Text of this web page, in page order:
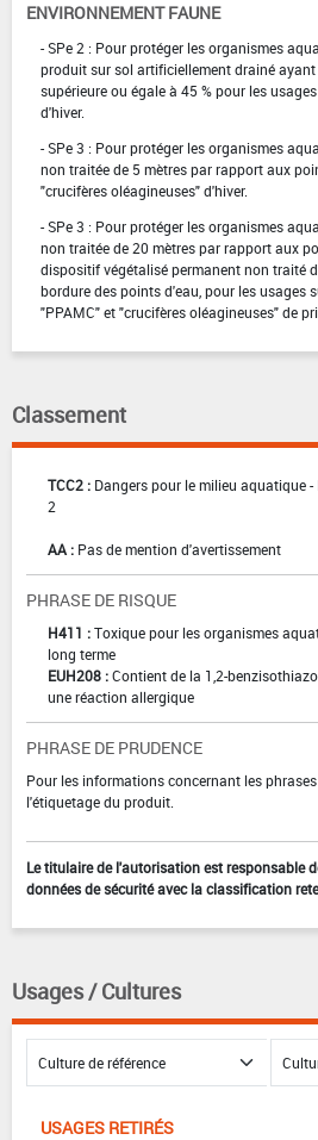
ENVIRONNEMENT FAUNE
- SPe 2 : Pour protéger les organismes
produit sur sol artificiellement drainé
supérieure ou égale à 45 % pour les
d'hiver.
- SPe 3 : Pour protéger les organismes
non traitée de 5 mètres par rapport aux
"crucifères oléagineuses" d'hiver.
- SPe 3 : Pour protéger les organismes
non traitée de 20 mètres par rapport aux
dispositif végétalisé permanent non traité
bordure des points d'eau, pour les usages
"PPAMC" et "crucifères oléagineuses" de
Classement
TCC2 : Dangers pour le milieu aquatique
2
AA : Pas de mention d'avertissement
PHRASE DE RISQUE
H411 :Toxique pour les organismes
long terme
EUH208 :Contient de la 1,2-
une réaction allergique
PHRASE DE PRUDENCE
Pour les informations concernant les
l'étiquetage du produit.
Le titulaire de l'autorisation est responsable
données de sécurité avec la classification
Usages / Cultures
USAGES RETIRÉS